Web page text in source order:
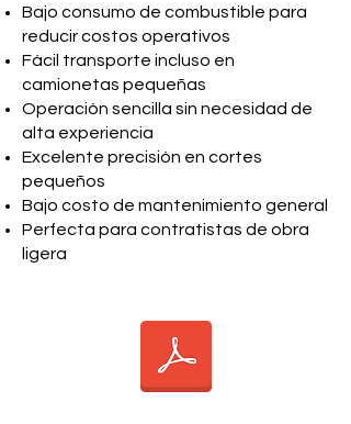
Bajo consumo de combustible para
reducir costos operativos
Fácil transporte incluso en
camionetas pequeñas
Operación sencilla sin necesidad de
alta experiencia
Excelente precisión en cortes
pequeños
Bajo costo de mantenimiento general
Perfecta para contratistas de obra
ligera